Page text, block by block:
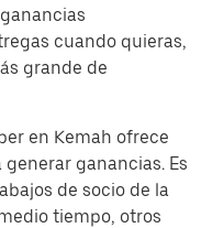
cuando quieras,
grande de
en Kemah ofrece
ganancias. Es
de socio de la
tiempo, otros